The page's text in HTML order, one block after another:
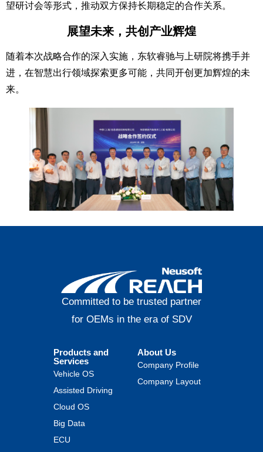
望研讨会等形式，推动双方保持长期稳定的合作关系。
展望未来，共创产业辉煌
随着本次战略合作的深入实施，东软睿驰与上研院将携手并
进，在智慧出行领域探索更多可能，共同开创更加辉煌的未
来。
Committed to be trusted partner
for OEMs in the era of SDV
Products and
Services
Vehicle OS
Assisted Driving
Cloud OS
Big Data
ECU
About Us
Company Profile
Company Layout